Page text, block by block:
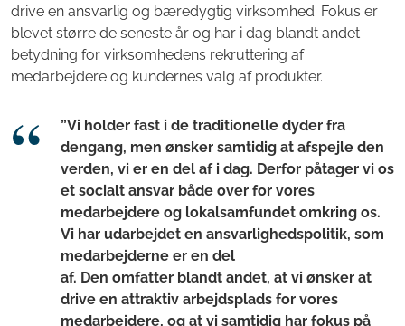
drive en ansvarlig og bæredygtig virksomhed. Fokus er
blevet større de seneste år og har i dag blandt andet
betydning for virksomhedens rekruttering af
medarbejdere og kundernes valg af produkter.
”Vi holder fast i de traditionelle dyder fra
dengang, men ønsker samtidig at afspejle den
verden, vi er en del af i dag. Derfor påtager vi os
et socialt ansvar både over for vores
medarbejdere og lokalsamfundet omkring os.
Vi har udarbejdet en ansvarlighedspolitik, som
medarbejderne er en del
af. Den omfatter blandt andet, at vi ønsker at
drive en attraktiv arbejdsplads for vores
medarbejdere, og at vi samtidig har fokus på